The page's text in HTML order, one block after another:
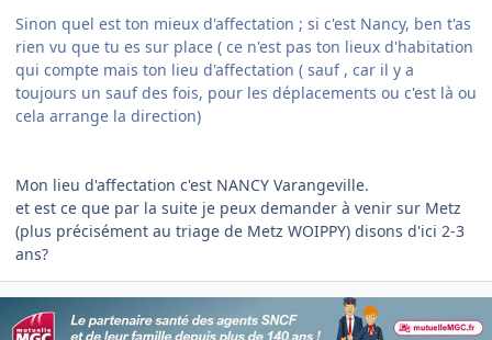
Sinon quel est ton mieux d'affectation ; si c'est Nancy, ben t'as
rien vu que tu es sur place ( ce n'est pas ton lieux d'habitation
qui compte mais ton lieu d'affectation ( sauf , car il y a
toujours un sauf des fois, pour les déplacements ou c'est là ou
cela arrange la direction)
Mon lieu d'affectation c'est NANCY Varangeville.
et est ce que par la suite je peux demander à venir sur Metz
(plus précisément au triage de Metz WOIPPY) disons d'ici 2-3
ans?